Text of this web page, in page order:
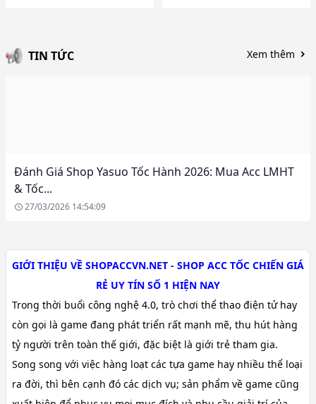
TIN TỨC Xem thêm
Đánh Giá Shop Yasuo Tốc Hành 2026: Mua Acc LMHT
& Tốc...
27/03/2026 14:54:09
GIỚI THIỆU VỀ SHOPACCVN.NET - SHOP ACC TỐC CHIẾN GIÁ
RẺ UY TÍN SỐ 1 HIỆN NAY
Trong thời buổi công nghệ 4.0, trò chơi thể thao điện tử hay
còn gọi là game đang phát triển rất mạnh mẽ, thu hút hàng
tỷ người trên toàn thế giới, đặc biệt là giới trẻ tham gia.
Song song với việc hàng loạt các tựa game hay nhiều thể loại
ra đời, thì bên cạnh đó các dịch vụ; sản phẩm về game cũng